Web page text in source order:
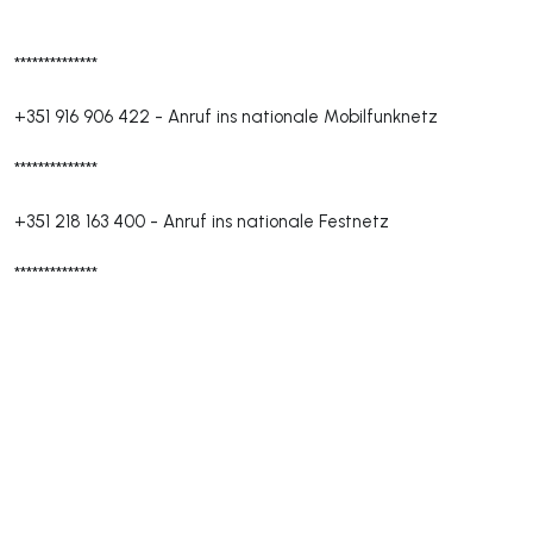
**************
+351 916 906 422 - Anruf ins nationale Mobilfunknetz
**************
+351 218 163 400 - Anruf ins nationale Festnetz
**************